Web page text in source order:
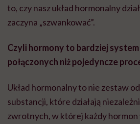
to, czy nasz układ hormonalny
zaczyna „szwankować”.
Czyli hormony to bardziej
połączonych niż pojedyncze
Układ hormonalny to nie zestaw
substancji, które działają
zwrotnych, w której każdy hormon